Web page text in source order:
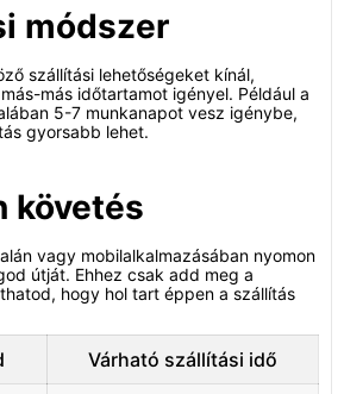
módszer
szállítási lehetőségeket kínál,
más időtartamot igényel. Például a
5-7 munkanapot vesz igénybe,
gyorsabb lehet.
követés
vagy mobilalkalmazásában nyomon
útját. Ehhez csak add meg a
hogy hol tart éppen a szállítás
Várható szállítási idő